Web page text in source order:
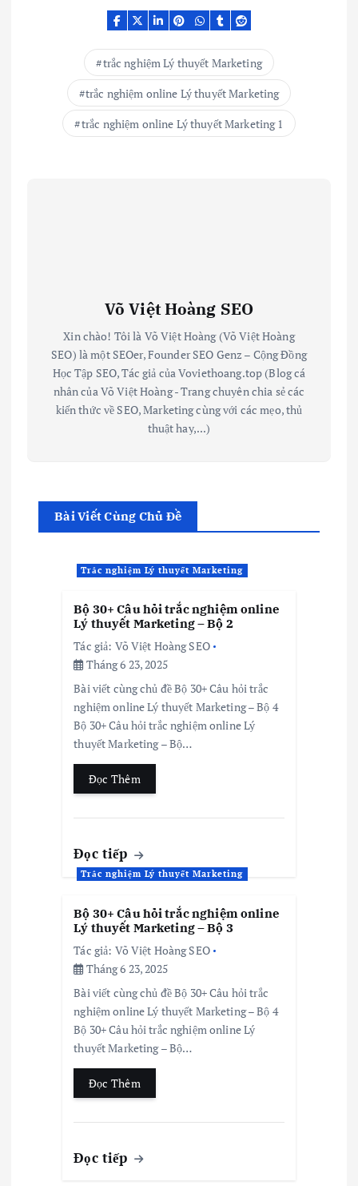
trắc nghiệm Lý thuyết Marketing
trắc nghiệm online Lý thuyết Marketing
trắc nghiệm online Lý thuyết Marketing 1
Võ Việt Hoàng SEO
Xin chào! Tôi là Võ Việt Hoàng (Võ Việt Hoàng
SEO) là một SEOer, Founder SEO Genz – Cộng Đồng
Học Tập SEO, Tác giả của Voviethoang.top (Blog cá
nhân của Võ Việt Hoàng - Trang chuyên chia sẻ các
kiến thức về SEO, Marketing cùng với các mẹo, thủ
thuật hay,...)
Bài Viết Cùng Chủ Đề
Trắc nghiệm Lý thuyết Marketing
Bộ 30+ Câu hỏi trắc nghiệm online
Lý thuyết Marketing – Bộ 2
Tác giả: Võ Việt Hoàng SEO
Tháng 6 23, 2025
Bài viết cùng chủ đề Bộ 30+ Câu hỏi trắc
nghiệm online Lý thuyết Marketing – Bộ 4
Bộ 30+ Câu hỏi trắc nghiệm online Lý
thuyết Marketing – Bộ…
Đọc Thêm
Đọc tiếp
Trắc nghiệm Lý thuyết Marketing
Bộ 30+ Câu hỏi trắc nghiệm online
Lý thuyết Marketing – Bộ 3
Tác giả: Võ Việt Hoàng SEO
Tháng 6 23, 2025
Bài viết cùng chủ đề Bộ 30+ Câu hỏi trắc
nghiệm online Lý thuyết Marketing – Bộ 4
Bộ 30+ Câu hỏi trắc nghiệm online Lý
thuyết Marketing – Bộ…
Đọc Thêm
Đọc tiếp